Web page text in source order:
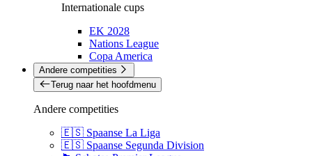
Internationale cups
EK 2028
Nations League
Copa America
Andere competities
Terug naar het hoofdmenu
Andere competities
🇪🇸 Spaanse La Liga
🇪🇸 Spaanse Segunda Division